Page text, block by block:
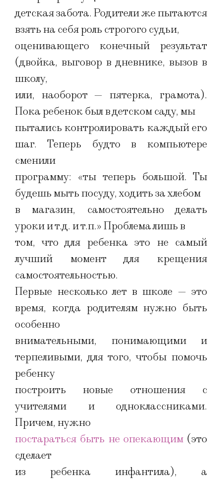
детская забота. Родители же пытаются
взять на себя роль строгого судьи,
оценивающего конечный результат
(двойка, выговор в дневнике, вызов в
школу,
или, наоборот — пятерка, грамота).
Пока ребенок был в детском саду, мы
пытались контролировать каждый его
шаг. Теперь будто в компьютере
сменили
программу: «ты теперь большой. Ты
будешь мыть посуду, ходить за хлебом
в магазин, самостоятельно делать
уроки и т.д. и т.п.» Проблема лишь в
том, что для ребенка это не самый
лучший момент для крещения
самостоятельностью.
Первые несколько лет в школе — это
время, когда родителям нужно быть
особенно
внимательными, понимающими и
терпеливыми, для того, чтобы помочь
ребенку
построить новые отношения с
учителями и одноклассниками.
Причем, нужно
постараться быть не опекающим(это
сделает
из ребенка инфантила), а